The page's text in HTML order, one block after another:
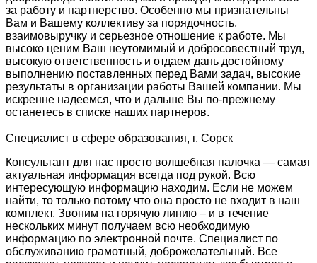
за работу и партнерство. Особенно мы признательны
Вам и Вашему коллективу за порядочность,
взаимовыручку и серьезное отношение к работе. Мы
высоко ценим Ваш неутомимый и добросовестный труд,
высокую ответственность и отдаем дань достойному
выполнению поставленных перед Вами задач, высокие
результаты в организации работы Вашей компании. Мы
искренне надеемся, что и дальше Вы по-прежнему
останетесь в списке наших партнеров.
Специалист в сфере образования, г. Сорск
Консультант для нас просто волшебная палочка — самая
актуальная информация всегда под рукой. Всю
интересующую информацию находим. Если не можем
найти, то только потому что она просто не входит в наш
комплект. Звоним на горячую линию – и в течение
нескольких минут получаем всю необходимую
информацию по электронной почте. Специалист по
обслуживанию грамотный, доброжелательный. Все